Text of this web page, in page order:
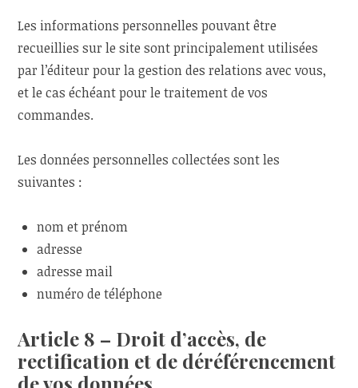
Les informations personnelles pouvant être
recueillies sur le site sont principalement utilisées
par l’éditeur pour la gestion des relations avec vous,
et le cas échéant pour le traitement de vos
commandes.
Les données personnelles collectées sont les
suivantes :
nom et prénom
adresse
adresse mail
numéro de téléphone
Article 8 – Droit d’accès, de
rectification et de déréférencement